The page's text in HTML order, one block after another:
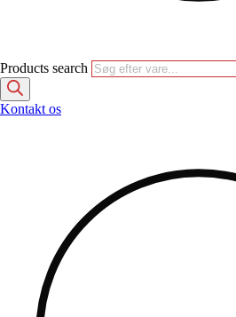
Products search
Kontakt os